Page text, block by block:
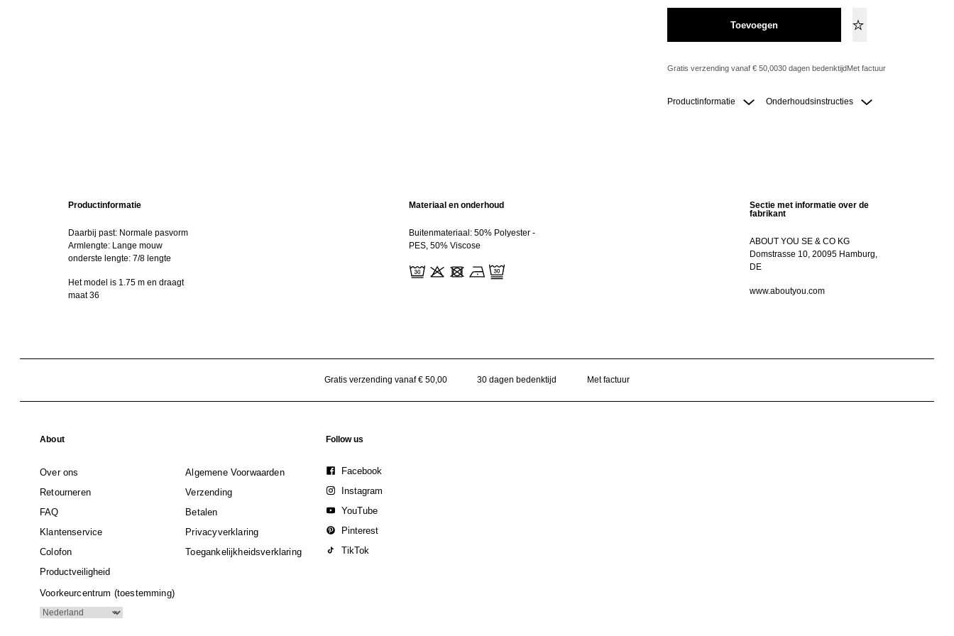
Toevoegen
Gratis verzending vanaf € 50,0030 dagen bedenktijdMet factuur
Productinformatie Onderhoudsinstructies
Productinformatie
Daarbij past: Normale pasvorm
Armlengte: Lange mouw
onderste lengte: 7/8 lengte
Het model is 1.75 m en draagt
maat 36
Materiaal en onderhoud
Buitenmateriaal: 50% Polyester -
PES, 50% Viscose
Sectie met informatie over de
fabrikant
ABOUT YOU SE & CO KG
Domstrasse 10, 20095 Hamburg,
DE
www.aboutyou.com
Gratis verzending vanaf € 50,00 30 dagen bedenktijd Met factuur
About
Over ons
Algemene Voorwaarden
Retourneren
Verzending
FAQ
Betalen
Klantenservice
Privacyverklaring
Colofon
Toegankelijkheidsverklaring
Productveiligheid
Voorkeurcentrum (toestemming)
Follow us
Facebook
Instagram
YouTube
Pinterest
TikTok